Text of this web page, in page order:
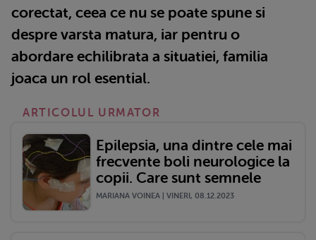
corectat, ceea ce nu se poate spune si
despre varsta matura, iar pentru o
abordare echilibrata a situatiei, familia
joaca un rol esential.
ARTICOLUL URMATOR
Epilepsia, una dintre cele mai
frecvente boli neurologice la
copii. Care sunt semnele
MARIANA VOINEA | VINERI, 08.12.2023